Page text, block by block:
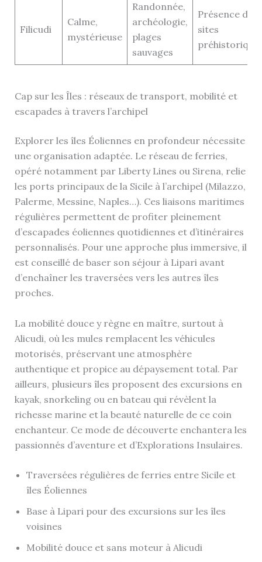
Filicudi
Calme,
mystérieuse
Randonnée,
archéologie,
plages
sauvages
Présence de
sites
Cap sur les Îles : réseaux de transport, mobilité et
escapades à travers l’archipel
Explorer les îles Éoliennes en profondeur nécessite
une organisation adaptée. Le réseau de ferries,
opéré notamment par Liberty Lines ou Sirena, relie
les ports principaux de la Sicile à l’archipel (Milazzo,
Palerme, Messine, Naples…). Ces liaisons maritimes
régulières permettent de profiter pleinement
d’escapades éoliennes quotidiennes et d’itinéraires
personnalisés. Pour une approche plus immersive, il
est conseillé de baser son séjour à Lipari avant
d’enchaîner les traversées vers les autres îles
proches.
La mobilité douce y règne en maître, surtout à
Alicudi, où les mules remplacent les véhicules
motorisés, préservant une atmosphère
authentique et propice au dépaysement total. Par
ailleurs, plusieurs îles proposent des excursions en
kayak, snorkeling ou en bateau qui révèlent la
richesse marine et la beauté naturelle de ce coin
enchanteur. Ce mode de découverte enchantera les
passionnés d’aventure et d’Explorations Insulaires.
Traversées régulières de ferries entre Sicile et
îles Éoliennes
Base à Lipari pour des excursions sur les îles
voisines
Mobilité douce et sans moteur à Alicudi